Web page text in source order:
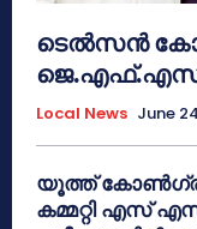
ടെൽസൻ
ജെ.എഫ്.എസ്.
Local News June
യൂത്ത്
കമ്മറ്റി എസ്